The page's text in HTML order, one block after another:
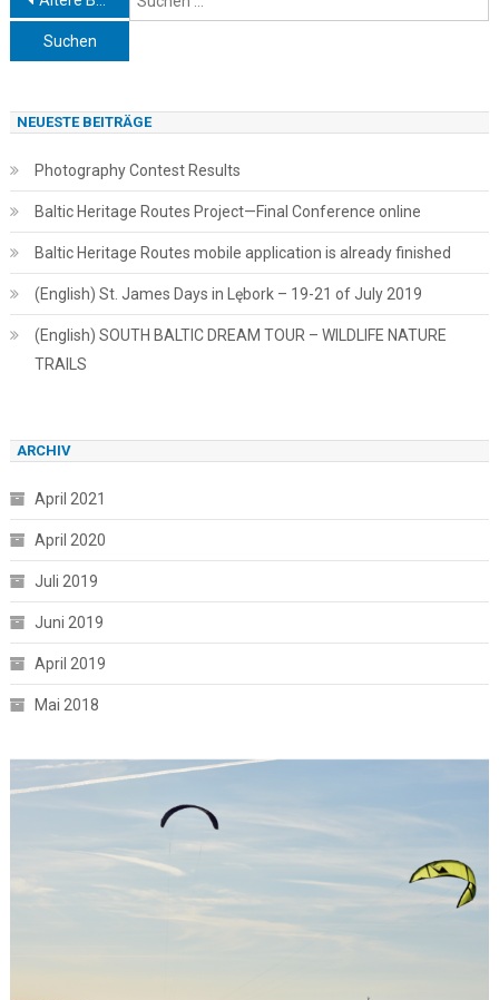
NEUESTE BEITRÄGE
Photography Contest Results
Baltic Heritage Routes Project—Final Conference online
Baltic Heritage Routes mobile application is already finished
(English) St. James Days in Lębork – 19-21 of July 2019
(English) SOUTH BALTIC DREAM TOUR – WILDLIFE NATURE
TRAILS
ARCHIV
April 2021
April 2020
Juli 2019
Juni 2019
April 2019
Mai 2018